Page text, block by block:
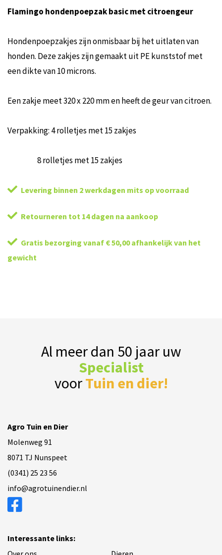
Flamingo hondenpoepzak basic met citroengeur
Hondenpoepzakjes zijn onmisbaar bij het uitlaten van
honden. Deze zakjes zijn gemaakt uit PE kunststof met
een dikte van 10 microns.
Een zakje meet 320 x 220 mm en heeft de geur van citroen.
Verpakking: 4 rolletjes met 15 zakjes
8 rolletjes met 15 zakjes
Levering binnen 2 werkdagen mits op voorraad
Retourneren tot 14 dagen na aankoop
Gratis bezorging vanaf € 50,00 afhankelijk van het
gewicht
Al meer dan 50 jaar uw
Specialist
voorTuin en dier!
Agro Tuin en Dier
Molenweg 91
8071 TJ Nunspeet
(0341) 25 23 56
info@agrotuinendier.nl
Interessante links: